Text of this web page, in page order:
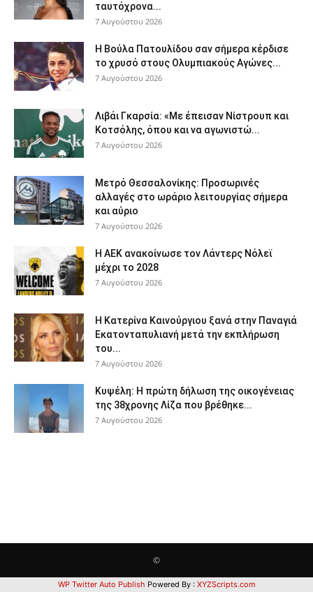
ταυτόχρονα...
7 Αυγούστου 2026
Η Βούλα Πατουλίδου σαν σήμερα κέρδισε
το χρυσό στους Ολυμπιακούς Αγώνες...
7 Αυγούστου 2026
Λιβάι Γκαρσία: «Με έπεισαν Νίστρουπ και
Κοτσόλης, όπου και να αγωνιστώ...
7 Αυγούστου 2026
Μετρό Θεσσαλονίκης: Προσωρινές
αλλαγές στο ωράριο λειτουργίας σήμερα
και αύριο
7 Αυγούστου 2026
Η ΑΕΚ ανακοίνωσε τον Λάντερς Νόλεϊ
μέχρι το 2028
7 Αυγούστου 2026
Η Κατερίνα Καινούργιου ξανά στην Παναγιά
Εκατονταπυλιανή μετά την εκπλήρωση
του...
7 Αυγούστου 2026
Κυψέλη: Η πρώτη δήλωση της οικογένειας
της 38χρονης Λίζα που βρέθηκε...
7 Αυγούστου 2026
©
WP Twitter Auto Publish Powered By : XYZScripts.com